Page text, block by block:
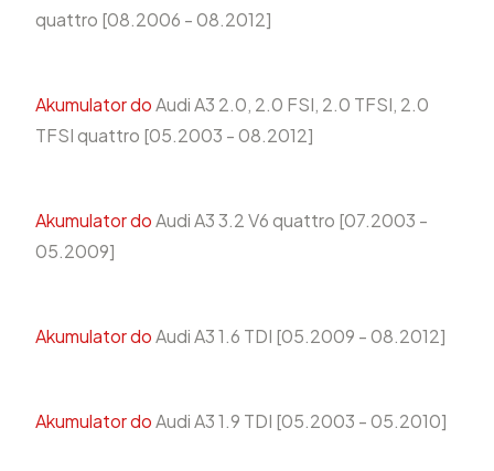
quattro [08.2006 - 08.2012]
Akumulator doAudi A3 2.0, 2.0 FSI, 2.0 TFSI, 2.0
TFSI quattro [05.2003 - 08.2012]
Akumulator doAudi A3 3.2 V6 quattro [07.2003 -
05.2009]
Akumulator doAudi A3 1.6 TDI [05.2009 - 08.2012]
Akumulator doAudi A3 1.9 TDI [05.2003 - 05.2010]